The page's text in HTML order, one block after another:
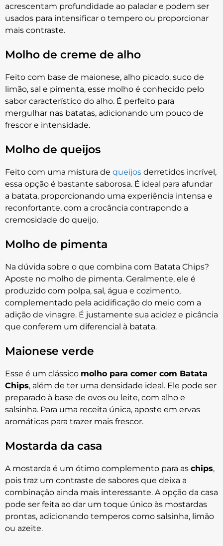
acrescentam profundidade ao paladar e podem ser
usados para intensificar o tempero ou proporcionar
mais contraste.
Molho de creme de alho
Feito com base de maionese, alho picado, suco de
limão, sal e pimenta, esse molho é conhecido pelo
sabor característico do alho. É perfeito para
mergulhar nas batatas, adicionando um pouco de
frescor e intensidade.
Molho de queijos
Feito com uma mistura de queijos derretidos incrível,
essa opção é bastante saborosa. É ideal para afundar
a batata, proporcionando uma experiência intensa e
reconfortante, com a crocância contrapondo a
cremosidade do queijo.
Molho de pimenta
Na dúvida sobre o que combina com Batata Chips?
Aposte no molho de pimenta. Geralmente, ele é
produzido com polpa, sal, água e cozimento,
complementado pela acidificação do meio com a
adição de vinagre. É justamente sua acidez e picância
que conferem um diferencial à batata.
Maionese verde
Esse é um clássico molho para comer com Batata
Chips, além de ter uma densidade ideal. Ele pode ser
preparado à base de ovos ou leite, com alho e
salsinha. Para uma receita única, aposte em ervas
aromáticas para trazer mais frescor.
Mostarda da casa
A mostarda é um ótimo complemento para as chips,
pois traz um contraste de sabores que deixa a
combinação ainda mais interessante. A opção da casa
pode ser feita ao dar um toque único às mostardas
prontas, adicionando temperos como salsinha, limão
ou azeite.